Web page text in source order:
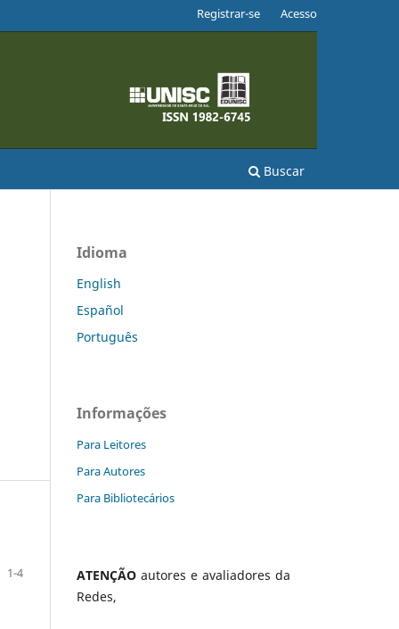
Buscar
Registrar-se Acesso
1-4
Idioma
English
Español
Português
Informações
Para Leitores
Para Autores
Para Bibliotecários
ATENÇÃO autores e avaliadores da
Redes,